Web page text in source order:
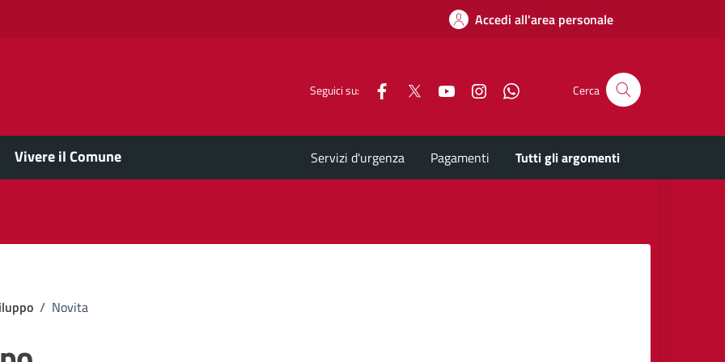
Accedi all'area personale
Seguici su: Facebook YouTubeInstagramWhatsappCerca
Vivere il Comune Servizi d'urgenza Pagamenti Tutti gli argomenti
/ Novita